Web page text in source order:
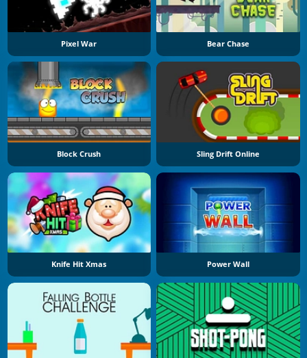
Pixel War Bear Chase
Block Crush Sling Drift Online
Knife Hit Xmas Power Wall